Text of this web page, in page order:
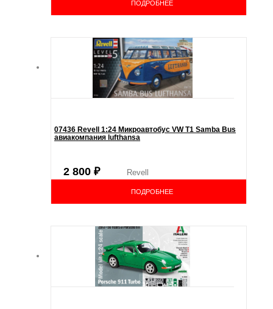
ПОДРОБНЕЕ
07436 Revell 1:24 Микроавтобус VW T1 Samba Bus
авиакомпания lufthansa
2 800 ₽ Revell
ПОДРОБНЕЕ